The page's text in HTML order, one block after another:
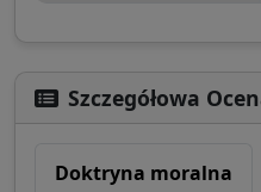
Szczegółowa
Doktryna moralna